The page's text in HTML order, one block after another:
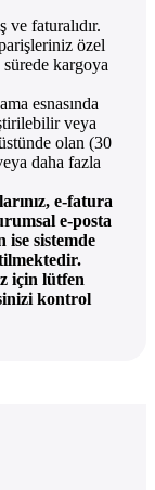
faturalıdır.
özel
sürede kargoya
esnasında
veya
olan (30
daha fazla
e-fatura
e-posta
sistemde
için lütfen
kontrol